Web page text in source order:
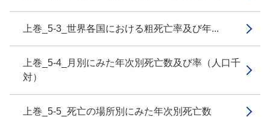
上巻_5-3_世界各国における粗死亡率及び年...
上巻_5-4_月別にみた年次別死亡数及び率（人口千
対）
上巻_5-5_死亡の場所別にみた年次別死亡数